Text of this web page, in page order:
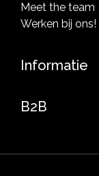
Meet the team
Werken bij ons!
Informatie
B2B